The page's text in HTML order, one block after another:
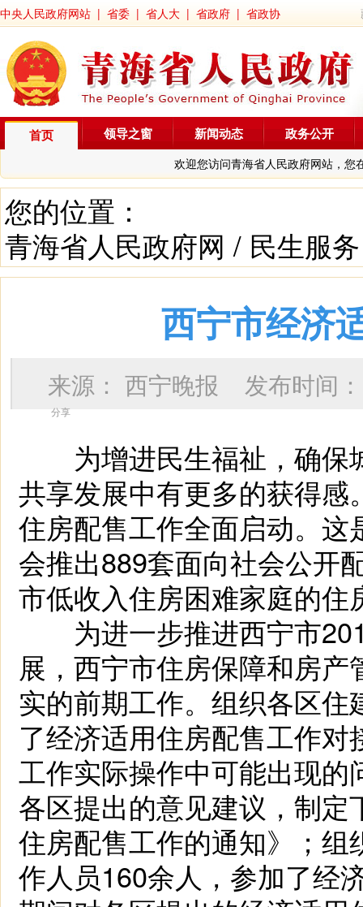
中央人民政府网站 | 省委 | 省人大 | 省政府 | 省政协
首页
欢迎您访问青海省人民政府网站，您
领导之窗 新闻动态 政务公开
您的位置：
青海省人民政府网 / 民生服务
西宁市经济
来源：西宁晚报 发布时间
分享
为增进民生福祉，确保
共享发展中有更多的获得
住房配售工作全面启动。
会推出889套面向社会公开
市低收入住房困难家庭的住
为进一步推进西宁市
展，西宁市住房保障和房
实的前期工作。组织各区
了经济适用住房配售工作
工作实际操作中可能出现
各区提出的意见建议，制
住房配售工作的通知》；
作人员160余人，参加了经